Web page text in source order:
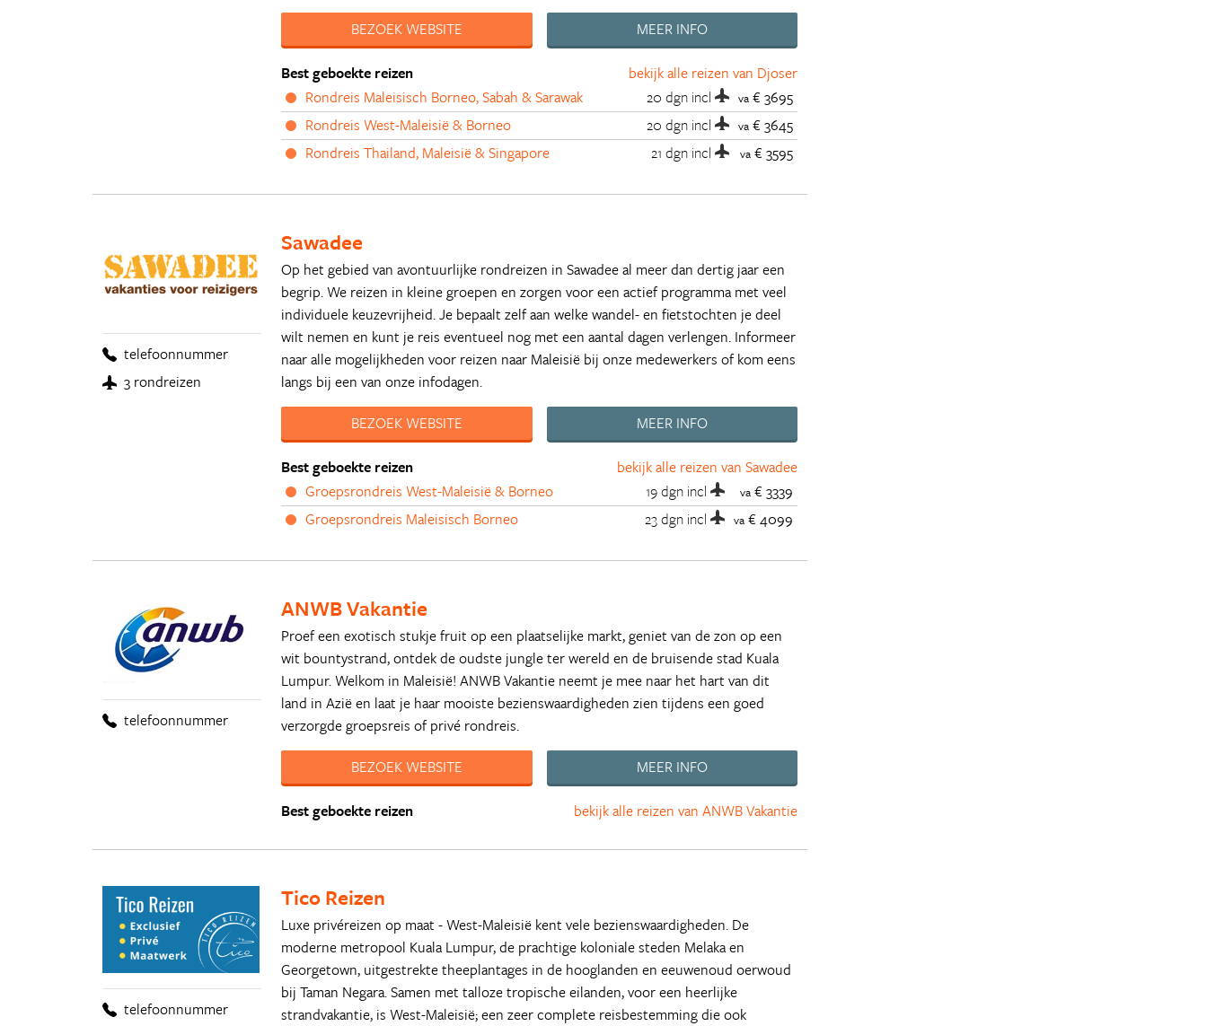
BEZOEK WEBSITE
MEER INFO
bekijk alle reizen van Djoser
Best geboekte reizen
Rondreis Maleisisch Borneo, Sabah & Sarawak
20 dgn incl va € 3695
Rondreis West-Maleisië & Borneo
20 dgn incl va € 3645
Rondreis Thailand, Maleisië & Singapore
21 dgn incl va € 3595
telefoonnummer
3 rondreizen
Sawadee
Op het gebied van avontuurlijke rondreizen in Sawadee al meer dan dertig jaar een
begrip. We reizen in kleine groepen en zorgen voor een actief programma met veel
individuele keuzevrijheid. Je bepaalt zelf aan welke wandel- en fietstochten je deel
wilt nemen en kunt je reis eventueel nog met een aantal dagen verlengen. Informeer
naar alle mogelijkheden voor reizen naar Maleisië bij onze medewerkers of kom eens
langs bij een van onze infodagen.
BEZOEK WEBSITE
MEER INFO
bekijk alle reizen van Sawadee
Best geboekte reizen
Groepsrondreis West-Maleisië & Borneo
19 dgn incl va € 3339
Groepsrondreis Maleisisch Borneo
23 dgn incl va € 4099
telefoonnummer
ANWB Vakantie
Proef een exotisch stukje fruit op een plaatselijke markt, geniet van de zon op een
wit bountystrand, ontdek de oudste jungle ter wereld en de bruisende stad Kuala
Lumpur. Welkom in Maleisië! ANWB Vakantie neemt je mee naar het hart van dit
land in Azië en laat je haar mooiste bezienswaardigheden zien tijdens een goed
verzorgde groepsreis of privé rondreis.
BEZOEK WEBSITE
MEER INFO
bekijk alle reizen van ANWB Vakantie
Best geboekte reizen
telefoonnummer
Tico Reizen
Luxe privéreizen op maat - West-Maleisië kent vele bezienswaardigheden. De
moderne metropool Kuala Lumpur, de prachtige koloniale steden Melaka en
Georgetown, uitgestrekte theeplantages in de hooglanden en eeuwenoud oerwoud
bij Taman Negara. Samen met talloze tropische eilanden, voor een heerlijke
strandvakantie, is West-Maleisië; een zeer complete reisbestemming die ook